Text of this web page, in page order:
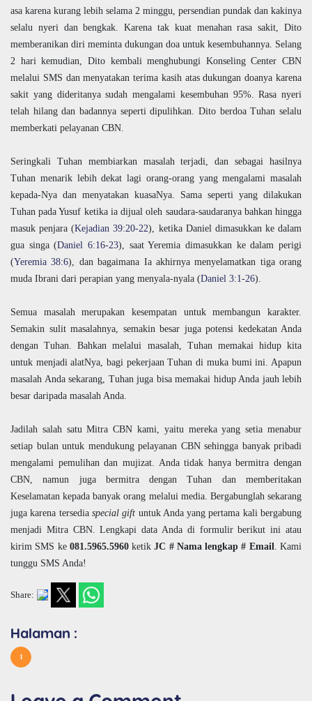
asa karena kurang lebih selama 2 minggu, persendian pundak dan kakinya
selalu nyeri dan bengkak. Karena tak kuat menahan rasa sakit, Dito
memberanikan diri meminta dukungan doa untuk kesembuhannya. Selang
2 hari kemudian, Dito kembali menghubungi Konseling Center CBN
melalui SMS dan menyatakan terima kasih atas dukungan doanya karena
sakit yang dideritanya sudah mengalami kesembuhan 95%. Rasa nyeri
telah hilang dan badannya seperti dipulihkan. Dito berdoa Tuhan selalu
memberkati pelayanan CBN.
Seringkali Tuhan membiarkan masalah terjadi, dan sebagai hasilnya
Tuhan menarik lebih dekat lagi orang-orang yang mengalami masalah
kepada-Nya dan menyatakan kuasaNya. Sama seperti yang dilakukan
Tuhan pada Yusuf ketika ia dijual oleh saudara-saudaranya bahkan hingga
masuk penjara (Kejadian 39:20-22), ketika Daniel dimasukkan ke dalam
gua singa (Daniel 6:16-23), saat Yeremia dimasukkan ke dalam perigi
(Yeremia 38:6), dan bagaimana Ia akhirnya menyelamatkan tiga orang
muda Ibrani dari perapian yang menyala-nyala (Daniel 3:1-26).
Semua masalah merupakan kesempatan untuk membangun karakter.
Semakin sulit masalahnya, semakin besar juga potensi kedekatan Anda
dengan Tuhan. Bahkan melalui masalah, Tuhan memakai hidup kita
untuk menjadi alatNya, bagi pekerjaan Tuhan di muka bumi ini. Apapun
masalah Anda sekarang, Tuhan juga bisa memakai hidup Anda jauh lebih
besar daripada masalah Anda.
Jadilah salah satu Mitra CBN kami, yaitu mereka yang setia menabur
setiap bulan untuk mendukung pelayanan CBN sehingga banyak pribadi
mengalami pemulihan dan mujizat. Anda tidak hanya bermitra dengan
CBN, namun juga bermitra dengan Tuhan dan memberitakan
Keselamatan kepada banyak orang melalui media. Bergabunglah sekarang
juga karena tersedia special gift untuk Anda yang pertama kali bergabung
menjadi Mitra CBN. Lengkapi data Anda di formulir berikut ini atau
kirim SMS ke 081.5965.5960ketikJC # Nama lengkap # Email . Kami
tunggu SMS Anda!
Share:
Halaman :
1